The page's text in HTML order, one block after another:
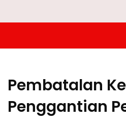
Pembatalan
Penggantian